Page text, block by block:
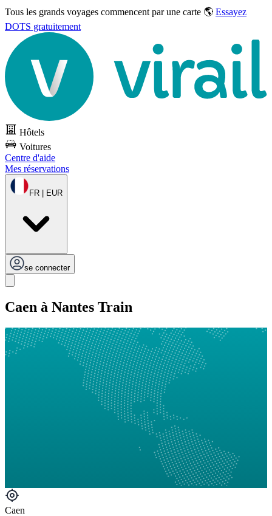
Tous les grands voyages commencent par une carte 🌎 Essayez
DOTS gratuitement
Hôtels
Voitures
Centre d'aide
Mes réservations
FR | EUR
se connecter
Caen à Nantes Train
Caen